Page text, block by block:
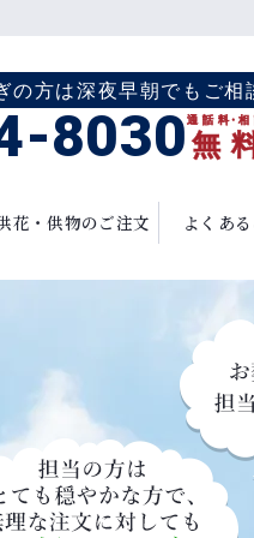
方は深夜早朝でもご相
8030通話料・
無
花・供物のご注文 よくあ